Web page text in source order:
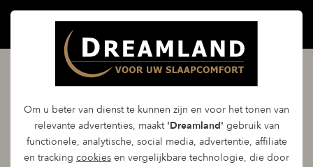
Om u beter van dienst te kunnen zijn en voor het tonen van
relevante advertenties, maakt 'Dreamland' gebruik van
functionele, analytische, social media, advertentie, affiliate
en tracking cookies en vergelijkbare technologie, die door
Extra slaapvoordeel met de
acties van Dreamland